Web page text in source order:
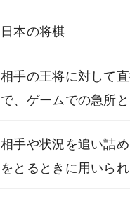
日本の将棋
相手の王将に対して
で、ゲームでの急所
相手や状況を追い詰
をとるときに用いら